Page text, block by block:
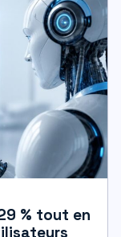
% tout en